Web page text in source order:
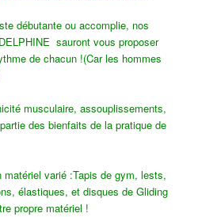
débutante ou accomplie, nos
sauront vous proposer
de chacun !(Car les hommes
musculaire, assouplissements,
des bienfaits de la pratique de
matériel varié :Tapis de gym, lests,
élastiques, et disques de Gliding
propre matériel !